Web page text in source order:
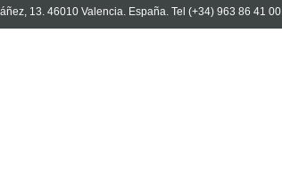
13. 46010 Valencia. España. Tel (+34) 963 86 41 00